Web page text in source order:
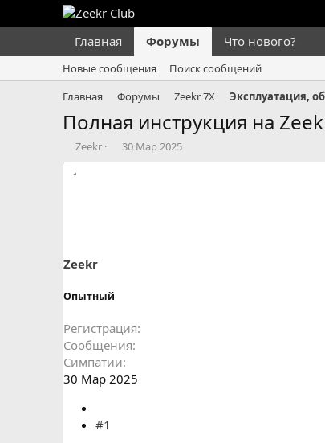
Главная Форумы Что нового?
Новые сообщения
Поиск сообщений
Главная
Форумы Zeekr 7X Эксплуатация,
Полная инструкция на
А
в
т
ы
Zeekr
Д
а
30 Мар 2025
Zeekr
Опытный
Регистрация
Сообщения
Симпатии
30 Мар 2025
#1